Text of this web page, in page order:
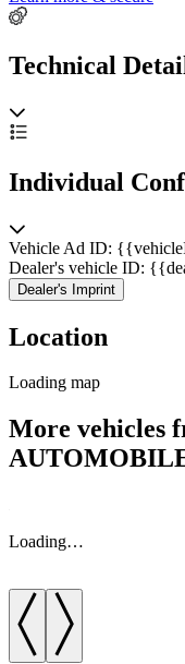
Technical
Individual
Vehicle Ad ID:
Dealer's vehicle ID:
Dealer's Imprint
Location
Loading map
More vehicles
Loading…